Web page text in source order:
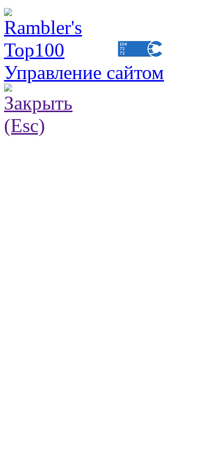
Управление сайтом